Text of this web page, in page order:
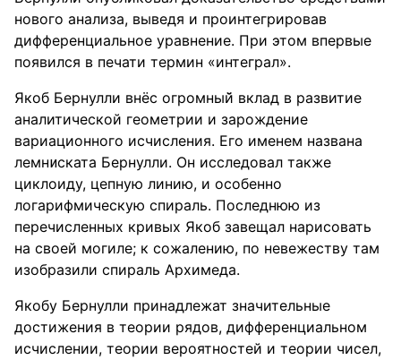
нового анализа, выведя и проинтегрировав
дифференциальное уравнение. При этом впервые
появился в печати термин «интеграл».
Якоб Бернулли внёс огромный̆ вклад в развитие
аналитической геометрии и зарождение
вариационного исчисления. Его именем названа
лемʜᴎϲката Бернулли. Он исследовал также
циклоиду, цепную линию, и особенно
логарифмическую спираль. Последнюю из
перечисленных кривых Якоб завещал нарисовать
на своей могиле; к сожалению, по невежеству там
изобразили спираль Архимеда.
Якобу Бернулли принадлежат значительные
достижения в теории рядов, дифференциальном
исчислении, теории вероятностей и теории чисел,